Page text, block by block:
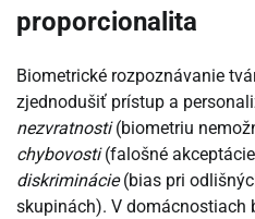
proporcionalita
Biometrické rozpoznávanie
zjednodušiť prístup a
nezvratnosti(biometriu
chybovosti(falošné
diskriminácie(bias pri
skupinách). V domácnostiach